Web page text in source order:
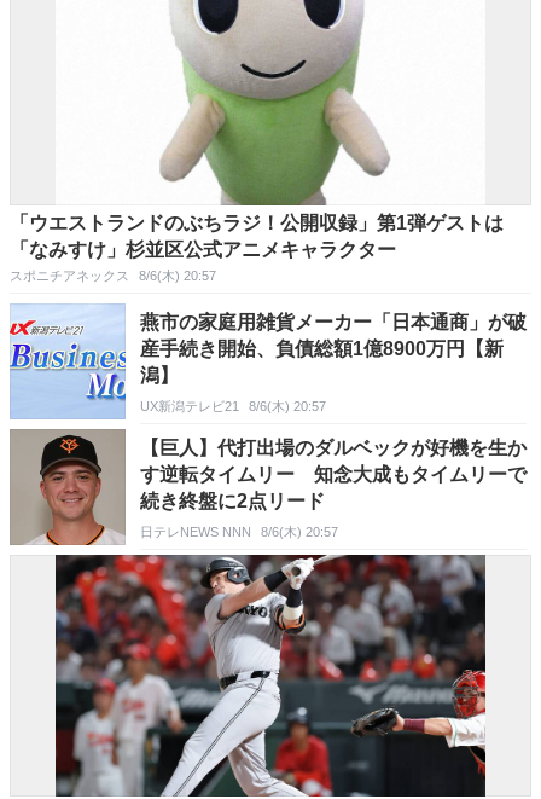
「ウエストランドのぶちラジ！公開収録」第1弾ゲストは
「なみすけ」杉並区公式アニメキャラクター
スポニチアネックス 8/6(木) 20:57
燕市の家庭用雑貨メーカー「日本通商」が破
産手続き開始、負債総額1億8900万円【新
潟】
UX新潟テレビ21 8/6(木) 20:57
【巨人】代打出場のダルベックが好機を生か
す逆転タイムリー 知念大成もタイムリーで
続き終盤に2点リード
日テレNEWS NNN 8/6(木) 20:57